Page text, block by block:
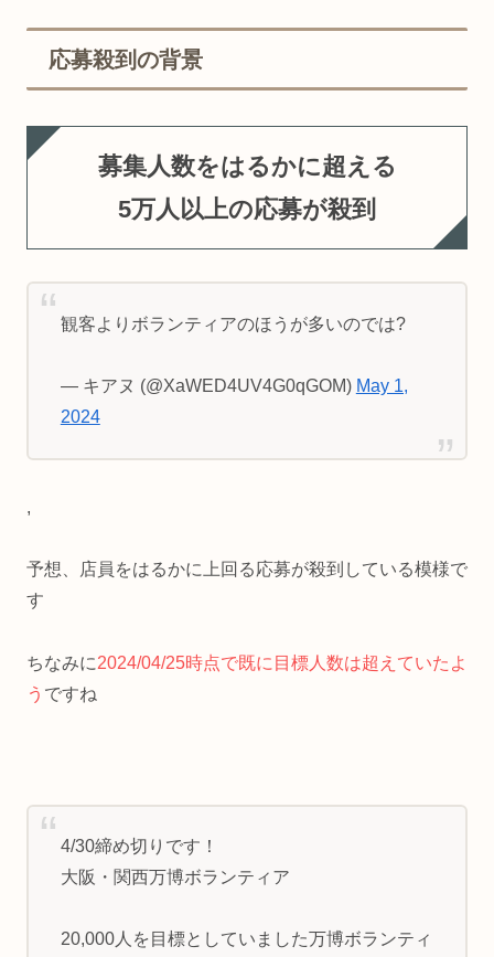
応募殺到の背景
募集人数をはるかに超える
5万人以上の応募が殺到
観客よりボランティアのほうが多いのでは?
— キアヌ (@XaWED4UV4G0qGOM) May 1,
2024
,
予想、店員をはるかに上回る応募が殺到している模様で
す
ちなみに2024/04/25時点で既に目標人数は超えていたよ
う ですね
4/30締め切りです！
大阪・関西万博ボランティア
20,000人を目標としていました万博ボランティ